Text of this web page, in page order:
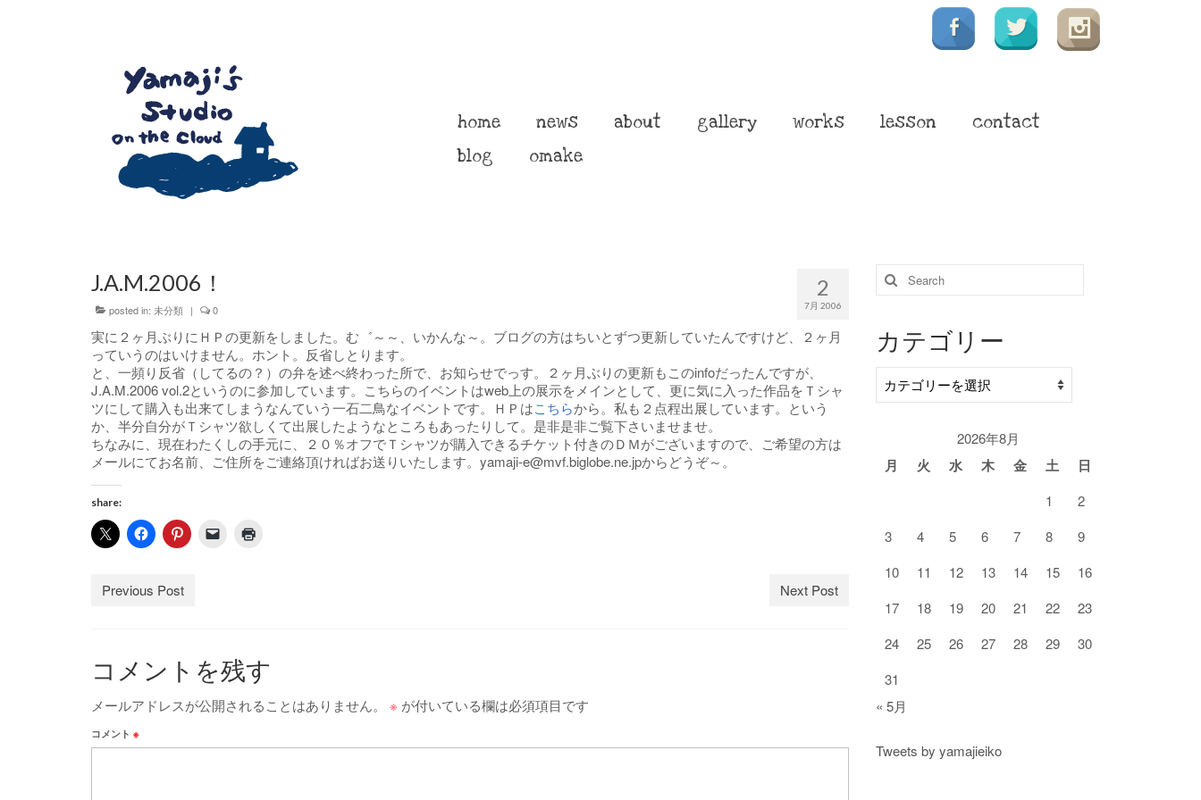
home news about gallery works lesson
contact
blog
omake
2
7月 2006
J.A.M.2006！
posted in: 未分類 | 0
実に２ヶ月ぶりにＨＰの更新をしました。む゛～～、いかんな～。ブログの方はちいとずつ更新していたんですけど、２ヶ月
っていうのはいけません。ホント。反省しとります。
と、一頻り反省（してるの？）の弁を述べ終わった所で、お知らせでっす。２ヶ月ぶりの更新もこのinfoだったんですが、
J.A.M.2006 vol.2というのに参加しています。こちらのイベントはweb上の展示をメインとして、更に気に入った作品をＴシャ
ツにして購入も出来てしまうなんていう一石二鳥なイベントです。ＨＰはこちらから。私も２点程出展しています。という
か、半分自分がＴシャツ欲しくて出展したようなところもあったりして。是非是非ご覧下さいませませ。
ちなみに、現在わたくしの手元に、２０％オフでＴシャツが購入できるチケット付きのＤＭがございますので、ご希望の方は
メールにてお名前、ご住所をご連絡頂ければお送りいたします。yamaji-e@mvf.biglobe.ne.jpからどうぞ～。
share:
Previous Post Next Post
コメントを残す
メールアドレスが公開されることはありません。 ※ が付いている欄は必須項目です
コメント ※
Search
for:
カテゴリー
テ
2026年8月
月 火 水 木 金 土 日
1
2
3
4 5 6 7 8
9
10
11 12 13 14 15
16
17
18 19 20 21 22
23
24
25 26 27 28 29
30
31
« 5月
Tweets by yamajieiko